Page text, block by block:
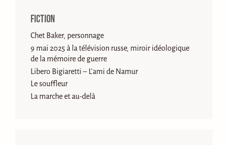
Fiction
Chet Baker, personnage
9 mai 2025 à la télévision russe, miroir idéologique
de la mémoire de guerre
Libero Bigiaretti – L’ami de Namur
Le souffleur
La marche et au-delà